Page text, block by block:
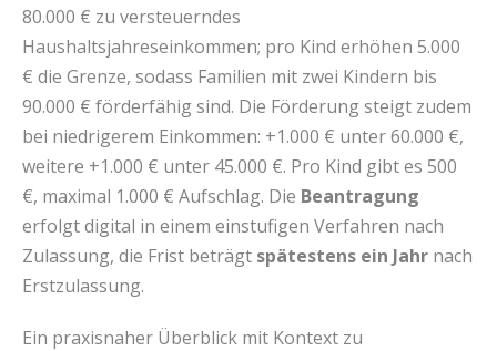
80.000 € zu versteuerndes
Haushaltsjahreseinkommen; pro Kind erhöhen 5.000
€ die Grenze, sodass Familien mit zwei Kindern bis
90.000 € förderfähig sind. Die Förderung steigt zudem
bei niedrigerem Einkommen: +1.000 € unter 60.000 €,
weitere +1.000 € unter 45.000 €. Pro Kind gibt es 500
€, maximal 1.000 € Aufschlag. Die Beantragung
erfolgt digital in einem einstufigen Verfahren nach
Zulassung, die Frist beträgt spätestens ein Jahr nach
Erstzulassung.
Ein praxisnaher Überblick mit Kontext zu